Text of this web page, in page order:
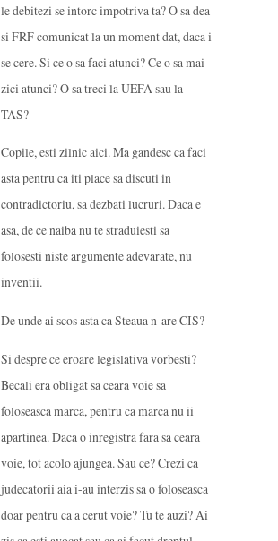
le debitezi se intorc impotriva ta? O sa dea
si FRF comunicat la un moment dat, daca i
se cere. Si ce o sa faci atunci? Ce o sa mai
zici atunci? O sa treci la UEFA sau la
TAS?
Copile, esti zilnic aici. Ma gandesc ca faci
asta pentru ca iti place sa discuti in
contradictoriu, sa dezbati lucruri. Daca e
asa, de ce naiba nu te straduiesti sa
folosesti niste argumente adevarate, nu
inventii.
De unde ai scos asta ca Steaua n-are CIS?
Si despre ce eroare legislativa vorbesti?
Becali era obligat sa ceara voie sa
foloseasca marca, pentru ca marca nu ii
apartinea. Daca o inregistra fara sa ceara
voie, tot acolo ajungea. Sau ce? Crezi ca
judecatorii aia i-au interzis sa o foloseasca
doar pentru ca a cerut voie? Tu te auzi? Ai